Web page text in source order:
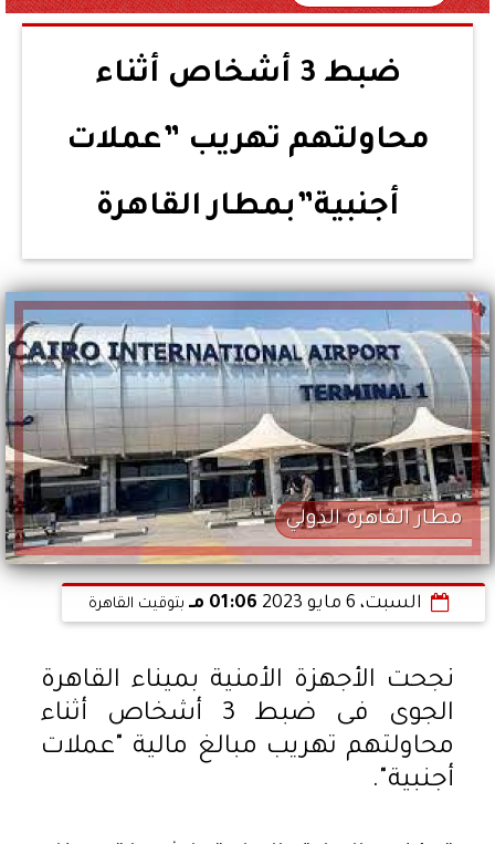
ضبط 3 أشخاص أثناء
محاولتهم تهريب ”عملات
أجنبية”بمطار القاهرة
مطار القاهرة الدولي
السبت، 6 مايو 2023 01:06 مـ بتوقيت القاهرة
نجحت الأجهزة الأمنية بميناء القاهرة
الجوى فى ضبط 3 أشخاص أثناء
محاولتهم تهريب مبالغ مالية "عملات
أجنبية".